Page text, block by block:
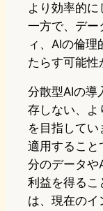
より効率的
一方で、デー
ィ、AIの倫理
たらす可能性
分散型AIの導
存しない、よ
を目指して
適用すること
分のデータや
利益を得るこ
は、現在のイ